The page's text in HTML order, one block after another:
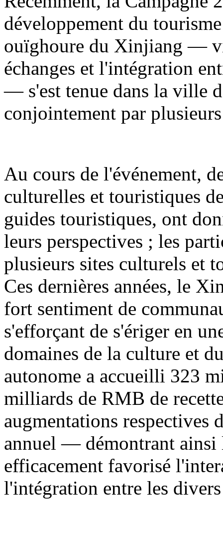
développement du
ouïghoure du Xinjiang —
échanges et l'intégration
— s'est tenue dans la ville
conjointement par
Au cours de l'événement,
culturelles et touristiques
guides touristiques, ont
leurs perspectives ; les
plusieurs sites culturels et
Ces dernières années, le
fort sentiment de
s'efforçant de s'ériger en
domaines de la culture et
autonome a accueilli 323
milliards de RMB de
augmentations respectives
annuel — démontrant ainsi
efficacement favorisé
l'intégration entre les